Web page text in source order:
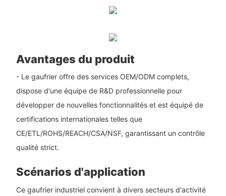
Avantages du produit
- Le gaufrier offre des services OEM/ODM complets,
dispose d'une équipe de R&D professionnelle pour
développer de nouvelles fonctionnalités et est équipé de
certifications internationales telles que
CE/ETL/ROHS/REACH/CSA/NSF, garantissant un contrôle
qualité strict.
Scénarios d'application
Ce gaufrier industriel convient à divers secteurs d'activité